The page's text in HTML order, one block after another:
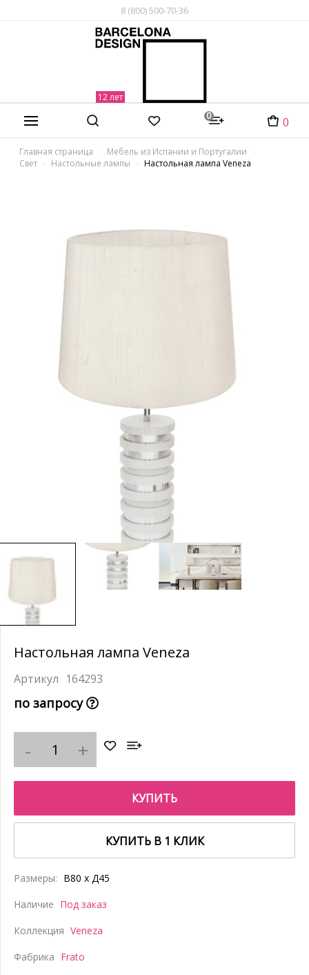
8 (800) 500-70-36
0 0
Главная страница
Мебель из Испании и Португалии
Свет
Настольные лампы Настольная лампа Veneza
Настольная лампа Veneza
164293
по запросу
КУПИТЬ
КУПИТЬ В 1 КЛИК
Размеры: В80 x Д45
Наличие Под заказ
Коллекция Veneza
Фабрика Frato